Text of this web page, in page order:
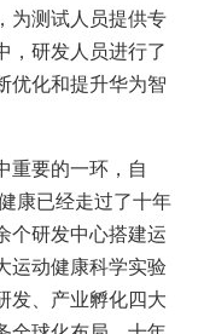
为测试人员提供专
，研发人员进行了
优化和提升华为智
重要的一环，自
康已经走过了十年
个研发中心搭建运
运动健康科学实验
发、产业孵化四大